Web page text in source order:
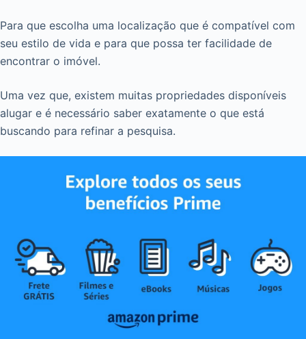
Para que escolha uma localização que é compatível com
seu estilo de vida e para que possa ter facilidade de
encontrar o imóvel.
Uma vez que, existem muitas propriedades disponíveis
alugar e é necessário saber exatamente o que está
buscando para refinar a pesquisa.